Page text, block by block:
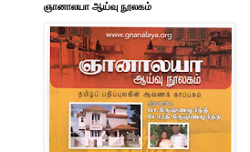
ஞானாலயா ஆய்வு நூலகம்